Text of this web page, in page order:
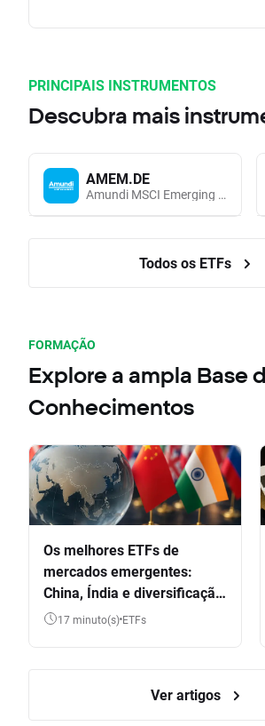
PRINCIPAIS INSTRUMENTOS
Descubra mais
AMEM.DE
Amundi MSCI Emerging Markets UCITS (Acc EUR)
Todos os ETFs
FORMAÇÃO
Explore a ampla Base
Conhecimentos
Os melhores ETFs de
mercados emergentes:
China, Índia e diversificação
global
17 minuto(s) ETFs
Ver artigos